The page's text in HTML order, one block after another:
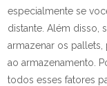
especialmente se
distante. Além disso,
armazenar os
ao armazenamento.
todos esses fatores